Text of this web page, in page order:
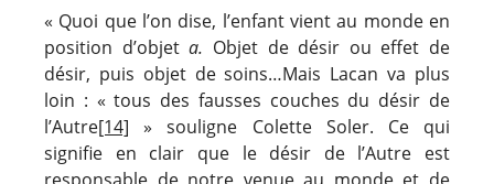
« Quoi que l’on dise, l’enfant vient au monde en
position d’objeta. Objet de désir ou effet de
désir, puis objet de soins…Mais Lacan va plus
loin : « tous des fausses couches du désir de
l’Autre[14] » souligne Colette Soler. Ce qui
signifie en clair que le désir de l’Autre est